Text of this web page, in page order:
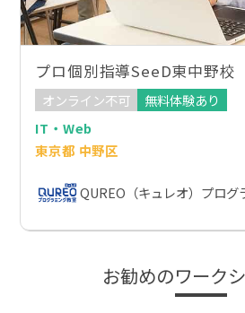
プロ個別指導SeeD東中野校
オンライン不可
無料体験あり
IT・Web
東京都 中野区
QUREO（キュレオ）プログ
お勧めのワーク